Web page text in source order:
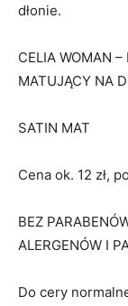
dłonie.
CELIA WOMAN
MATUJĄCY NA
SATIN MAT
Cena ok. 12 zł,
BEZ
ALERGENÓW I
Do cery